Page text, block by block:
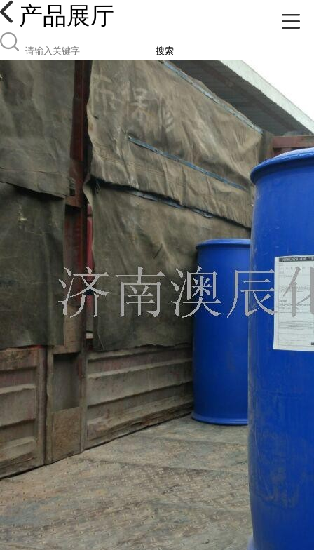
产品展厅
搜索